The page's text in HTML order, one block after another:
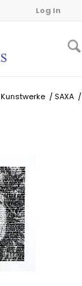
Log In
Kunstwerke / SAXA /